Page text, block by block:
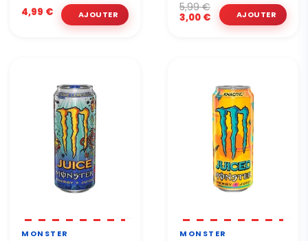
4,99 € 3,00 €
5,99 €
MONSTER MONSTER